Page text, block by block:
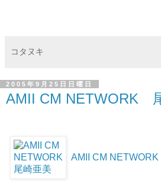
コタヌキ
2005年9月25日日曜日
AMII CM NETWORK
AMII CM